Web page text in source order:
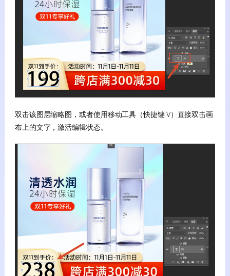
双击该图层缩略图，或者使用移动工具（快捷键 V）直接双击画
布上的文字，激活编辑状态。